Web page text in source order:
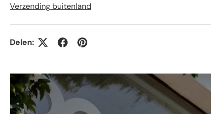
Verzending buitenland
Delen: